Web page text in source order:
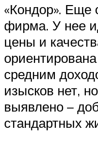
«Кондор». Еще
фирма. У нее
цены и
средним
изысков нет,
выявлено –
стандартных